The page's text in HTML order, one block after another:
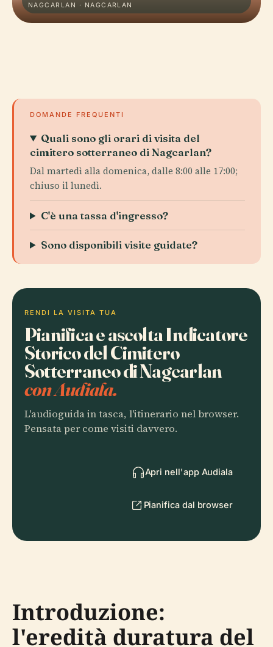
NAGCARLAN · NAGCARLAN
DOMANDE FREQUENTI
Quali sono gli orari di visita del
cimitero sotterraneo di Nagcarlan?
Dal martedì alla domenica, dalle 8:00 alle 17:00;
chiuso il lunedì.
C'è una tassa d'ingresso?
Sono disponibili visite guidate?
RENDI LA VISITA TUA
Pianifica e ascolta Indicatore
Storico del Cimitero
Sotterraneo di Nagcarlan
con Audiala.
L'audioguida in tasca, l'itinerario nel browser.
Pensata per come visiti davvero.
Apri nell'app Audiala
Pianifica dal browser
Introduzione:
l'eredità duratura del